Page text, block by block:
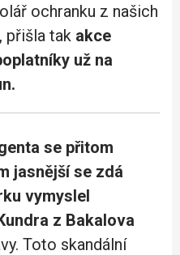
ochranku z našich
přišla tak akce
už na
se přitom
jasnější se zdá
vymyslel
z Bakalova
Toto skandální